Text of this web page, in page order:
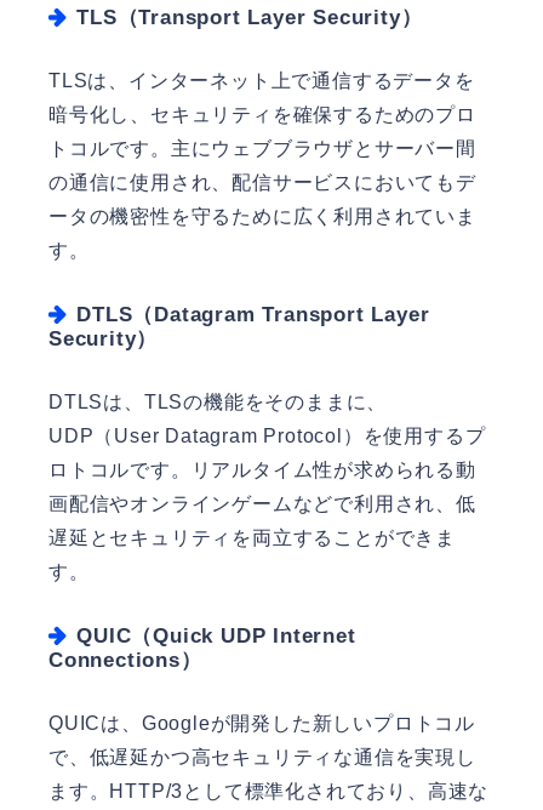
TLS（Transport Layer Security）
TLSは、インターネット上で通信するデータを
暗号化し、セキュリティを確保するためのプロ
トコルです。主にウェブブラウザとサーバー間
の通信に使用され、配信サービスにおいてもデ
ータの機密性を守るために広く利用されていま
す。
DTLS（Datagram Transport Layer
Security）
DTLSは、TLSの機能をそのままに、
UDP（User Datagram Protocol）を使用するプ
ロトコルです。リアルタイム性が求められる動
画配信やオンラインゲームなどで利用され、低
遅延とセキュリティを両立することができま
す。
QUIC（Quick UDP Internet
Connections）
QUICは、Googleが開発した新しいプロトコル
で、低遅延かつ高セキュリティな通信を実現し
ます。HTTP/3として標準化されており、高速な